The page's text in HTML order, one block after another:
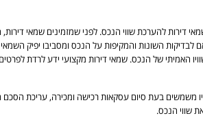
דירות להערכת שווי הנכס. לפני שמזמינים שמאי דירות,
לבדיקות השונות והמקיפות על הנכס ומסביבו יפיק
האמיתי של הנכס. שמאי דירות מקצועי ידע לרדת
משמשים בעת סיום עסקאות רכישה ומכירה, עריכת
שווי הנכס.